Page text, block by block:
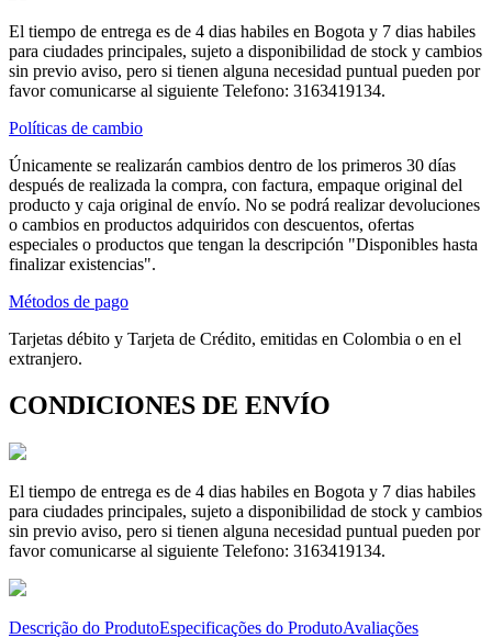
El tiempo de entrega es de 4 dias habiles en Bogota y 7 dias habiles
para ciudades principales, sujeto a disponibilidad de stock y cambios
sin previo aviso, pero si tienen alguna necesidad puntual pueden por
favor comunicarse al siguiente Telefono: 3163419134.
Políticas de cambio
Únicamente se realizarán cambios dentro de los primeros 30 días
después de realizada la compra, con factura, empaque original del
producto y caja original de envío. No se podrá realizar devoluciones
o cambios en productos adquiridos con descuentos, ofertas
especiales o productos que tengan la descripción "Disponibles hasta
finalizar existencias".
Métodos de pago
Tarjetas débito y Tarjeta de Crédito, emitidas en Colombia o en el
extranjero.
CONDICIONES DE ENVÍO
El tiempo de entrega es de 4 dias habiles en Bogota y 7 dias habiles
para ciudades principales, sujeto a disponibilidad de stock y cambios
sin previo aviso, pero si tienen alguna necesidad puntual pueden por
favor comunicarse al siguiente Telefono: 3163419134.
Descrição do ProdutoEspecificações do ProdutoAvaliações